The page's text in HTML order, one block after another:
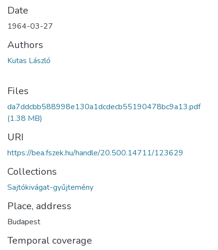
Date
1964-03-27
Authors
Kutas László
Files
da7ddcbb588998e130a1dcdecb55190478bc9a13.pdf
(1.38 MB)
URI
https://bea.fszek.hu/handle/20.500.14711/123629
Collections
Sajtókivágat-gyűjtemény
Place, address
Budapest
Temporal coverage